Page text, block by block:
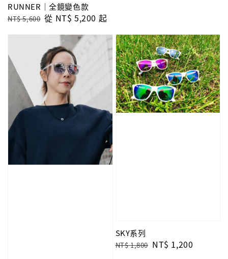
RUNNER｜全鏡變色款
Regular
NT$ 5,600 Sale
從 NT$ 5,200 起
SKY系列
Regular
NT$ 1,800 Sale
NT$ 1,200